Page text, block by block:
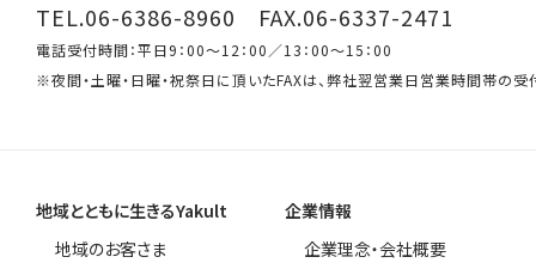
TEL.06-6386-8960 FAX.06-6337-2471
電話受付時間：平日9：00～12：00／13：00～15：00
※夜間・土曜・日曜・祝祭日に頂いたFAXは、弊社翌営業日営業時間帯の受
地域とともに生きるYakult
地域のお客さま
企業情報
企業理念・会社概要